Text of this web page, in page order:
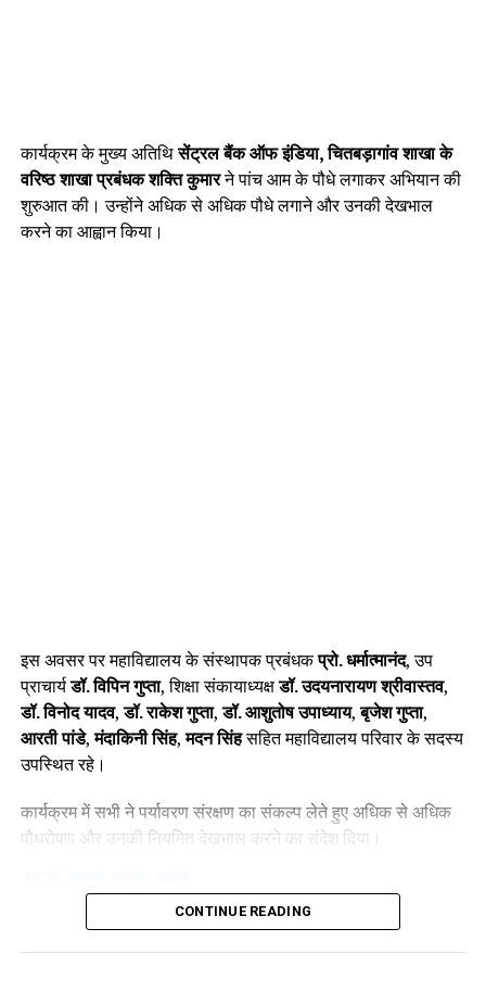
कार्यक्रम के मुख्य अतिथिसेंट्रल बैंक ऑफ इंडिया, चितबड़ागांव शाखा के
वरिष्ठ शाखा प्रबंधक शक्ति कुमारने पांच आम के पौधे लगाकर अभियान की
शुरुआत की। उन्होंने अधिक से अधिक पौधे लगाने और उनकी देखभाल
करने का आह्वान किया।
इस अवसर पर महाविद्यालय के संस्थापक प्रबंधकप्रो. धर्मात्मानंद, उप
प्राचार्यडॉ. विपिन गुप्ता, शिक्षा संकायाध्यक्षडॉ. उदयनारायण श्रीवास्तव,
डॉ. विनोद यादव,डॉ. राकेश गुप्ता,डॉ. आशुतोष उपाध्याय,बृजेश गुप्ता,
आरती पांडे,मंदाकिनी सिंह,मदन सिंहसहित महाविद्यालय परिवार के सदस्य
उपस्थित रहे।
कार्यक्रम में सभी ने पर्यावरण संरक्षण का संकल्प लेते हुए अधिक से अधिक
पौधरोपण और उनकी नियमित देखभाल करने का संदेश दिया।
Facebook
Twitter
WhatsApp
Share
CONTINUE READING